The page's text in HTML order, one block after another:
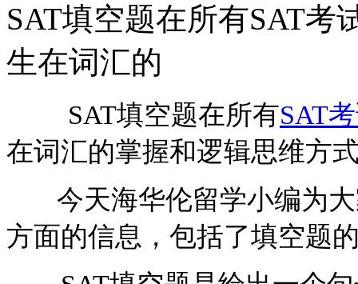
SAT填空题在所有SAT考
生在词汇的
SAT填空题在所有SAT
在词汇的掌握和逻辑思维方
今天海华伦留学小编为大
方面的信息，包括了填空题